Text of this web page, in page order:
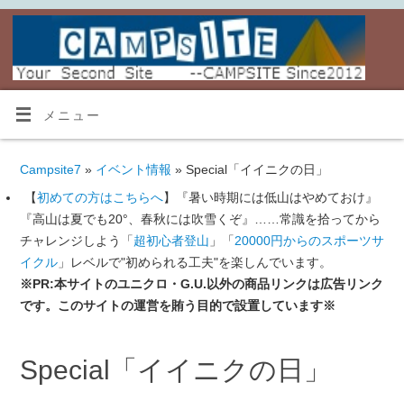
メニュー
Campsite7 » イベント情報 » Special「イイニクの日」
【初めての方はこちらへ】『暑い時期には低山はやめておけ』
『高山は夏でも20°、春秋には吹雪くぞ』……常識を拾ってから
チャレンジしよう「超初心者登山 」「20000円からのスポーツサ
イクル」レベルで"初められる工夫"を楽しんでいます。
※PR:本サイトのユニクロ・G.U.以外の商品リンクは広告リンク
です。このサイトの運営を賄う目的で設置しています※
Special「イイニクの日」